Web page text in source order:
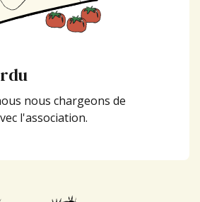
nous chargeons de
l'association.